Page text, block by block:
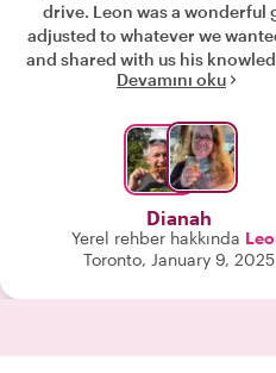
drive. Leon was a wonderful
adjusted to whatever we
and shared with us his
love for the area."
Devamını oku
Dianah
Yerel rehber hakkında
Toronto, January 9, 2025